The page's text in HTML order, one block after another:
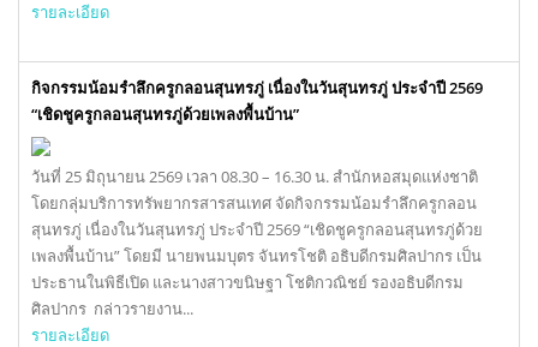
รายละเอียด
กิจกรรมน้อมรำลึกครูกลอนสุนทรภู่ เนื่องในวันสุนทรภู่ ประจำปี 2569
“เชิดชูครูกลอนสุนทรภู่ด้วยเพลงพื้นบ้าน”
วันที่ 25 มิถุนายน 2569 เวลา 08.30 – 16.30 น. สำนักหอสมุดแห่งชาติ
โดยกลุ่มบริการทรัพยากรสารสนเทศ จัดกิจกรรมน้อมรำลึกครูกลอน
สุนทรภู่ เนื่องในวันสุนทรภู่ ประจำปี 2569 “เชิดชูครูกลอนสุนทรภู่ด้วย
เพลงพื้นบ้าน” โดยมี นายพนมบุตร จันทรโชติ อธิบดีกรมศิลปากร เป็น
ประธานในพิธีเปิด และนางสาวขนิษฐา โชติกวณิชย์ รองอธิบดีกรม
ศิลปากร กล่าวรายงาน...
รายละเอียด